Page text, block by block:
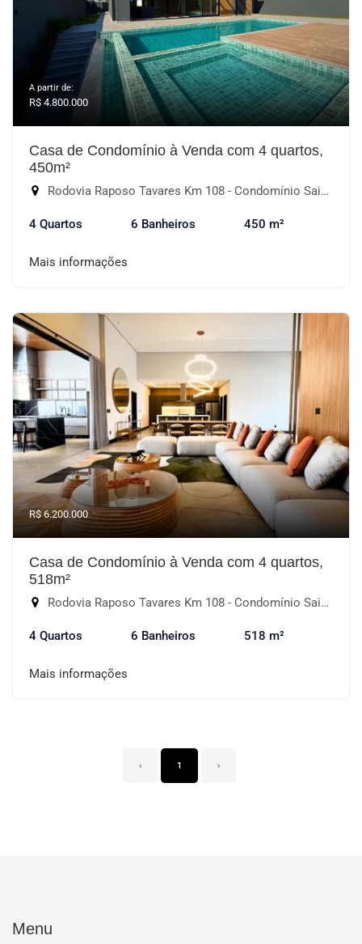
A partir de:
R$ 4.800.000
Casa de Condomínio à Venda com 4 quartos,
450m²
Rodovia Raposo Tavares Km 108 - Condomínio Saint Patrick, Sorocaba-SP
4 Quartos 6 Banheiros 450 m²
Mais informações
R$ 6.200.000
Casa de Condomínio à Venda com 4 quartos,
518m²
Rodovia Raposo Tavares Km 108 - Condomínio Saint Patrick, Sorocaba-SP
4 Quartos 6 Banheiros 518 m²
Mais informações
‹ 1 ›
Menu